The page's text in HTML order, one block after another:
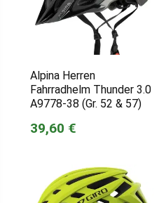
Alpina Herren
Fahrradhelm Thunder 3.0
A9778-38 (Gr. 52 & 57)
39,60 €